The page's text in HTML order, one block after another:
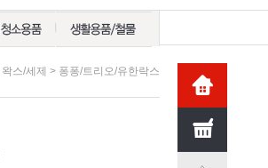
왁스/세제 > 퐁퐁/트리오/유한락스